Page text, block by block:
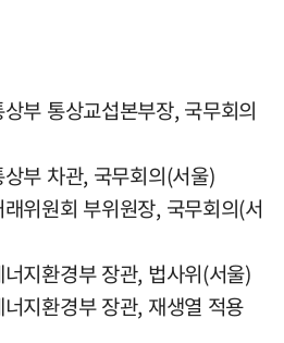
부 통상교섭본부장, 국무회의
부 차관, 국무회의(서울)
위원회 부위원장, 국무회의(서
지환경부 장관, 법사위(서울)
지환경부 장관, 재생열 적용